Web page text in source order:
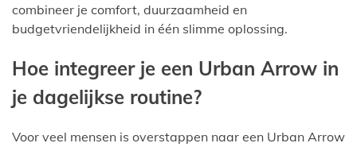
combineer je comfort, duurzaamheid en
budgetvriendelijkheid in één slimme oplossing.
Hoe integreer je een Urban Arrow in
je dagelijkse routine?
Voor veel mensen is overstappen naar een Urban Arrow